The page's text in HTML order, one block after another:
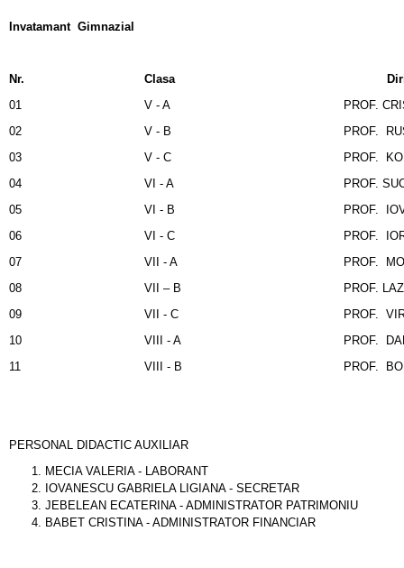
Invatamant Gimnazial
Nr. Clasa
01
V - A
PROF.
02
V - B
PROF.
03
V - C
PROF.
04
VI - A
PROF.
05
VI - B
PROF.
06
VI - C
PROF.
07
VII - A
PROF.
08
VII – B
PROF.
09
VII - C
PROF.
10
VIII - A
PROF.
11
VIII - B PROF.
PERSONAL DIDACTIC AUXILIAR
MECIA VALERIA - LABORANT
IOVANESCU GABRIELA LIGIANA - SECRETAR
JEBELEAN ECATERINA - ADMINISTRATOR PATRIMONIU
BABET CRISTINA - ADMINISTRATOR FINANCIAR